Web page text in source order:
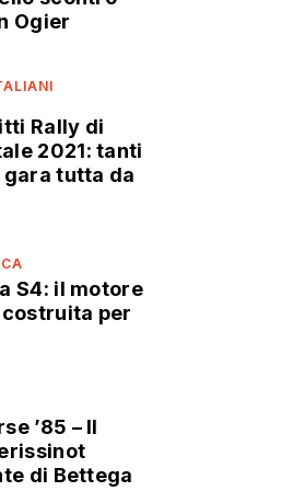
Ogier
Rally di
2021: tanti
gara tutta da
S4: il motore
per
’85 – Il
di Bettega